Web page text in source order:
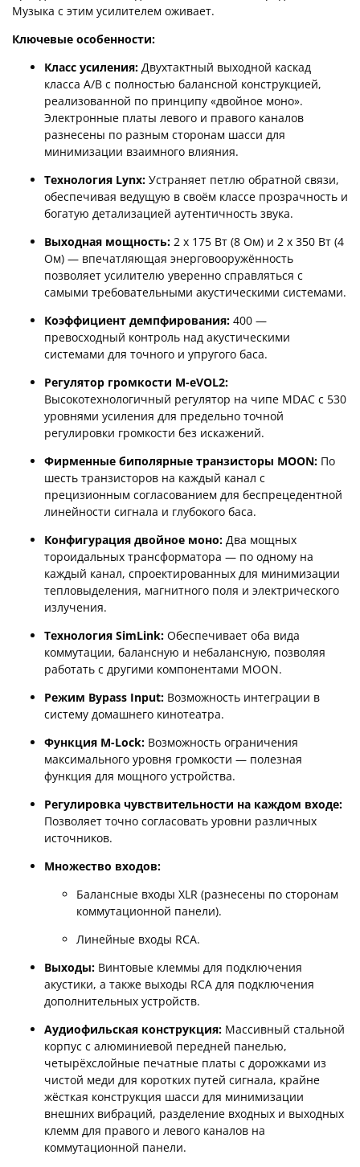
Музыка с этим усилителем оживает.
Ключевые особенности:
Класс усиления: Двухтактный выходной каскад
класса A/B с полностью балансной конструкцией,
реализованной по принципу «двойное моно».
Электронные платы левого и правого каналов
разнесены по разным сторонам шасси для
минимизации взаимного влияния.
Технология Lynx: Устраняет петлю обратной связи,
обеспечивая ведущую в своём классе прозрачность и
богатую детализацией аутентичность звука.
Выходная мощность: 2 x 175 Вт (8 Ом) и 2 x 350 Вт (4
Ом) — впечатляющая энерговооружённость
позволяет усилителю уверенно справляться с
самыми требовательными акустическими системами.
Коэффициент демпфирования: 400 —
превосходный контроль над акустическими
системами для точного и упругого баса.
Регулятор громкости M-eVOL2:
Высокотехнологичный регулятор на чипе MDAC с 530
уровнями усиления для предельно точной
регулировки громкости без искажений.
Фирменные биполярные транзисторы MOON: По
шесть транзисторов на каждый канал с
прецизионным согласованием для беспрецедентной
линейности сигнала и глубокого баса.
Конфигурация двойное моно: Два мощных
тороидальных трансформатора — по одному на
каждый канал, спроектированных для минимизации
тепловыделения, магнитного поля и электрического
излучения.
Технология SimLink: Обеспечивает оба вида
коммутации, балансную и небалансную, позволяя
работать с другими компонентами MOON.
Режим Bypass Input: Возможность интеграции в
систему домашнего кинотеатра.
Функция M-Lock: Возможность ограничения
максимального уровня громкости — полезная
функция для мощного устройства.
Регулировка чувствительности на каждом входе:
Позволяет точно согласовать уровни различных
источников.
Множество входов:
Балансные входы XLR (разнесены по сторонам
коммутационной панели).
Линейные входы RCA.
Выходы: Винтовые клеммы для подключения
акустики, а также выходы RCA для подключения
дополнительных устройств.
Аудиофильская конструкция: Массивный стальной
корпус с алюминиевой передней панелью,
четырёхслойные печатные платы с дорожками из
чистой меди для коротких путей сигнала, крайне
жёсткая конструкция шасси для минимизации
внешних вибраций, разделение входных и выходных
клемм для правого и левого каналов на
коммутационной панели.